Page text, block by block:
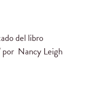
del libro
por Nancy Leigh